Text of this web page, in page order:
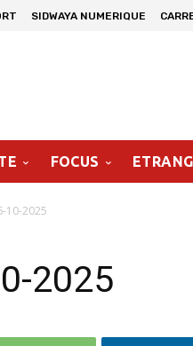
SIDWAYA NUMERIQUE
FOCUS
10-2025
2025